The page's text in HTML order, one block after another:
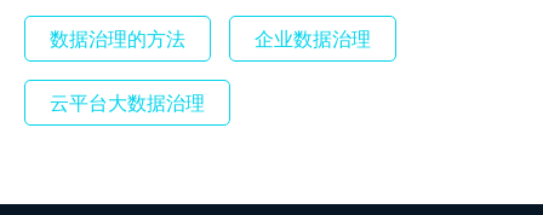
数据治理的方法 企业数据治理
云平台大数据治理